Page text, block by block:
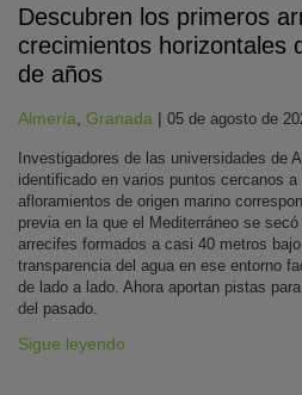
Descubren los primeros
crecimientos horizontales
de años
Almería Granada | 05 de agosto de
Investigadores de las universidades de
identificado en varios puntos cercanos
afloramientos de origen marino
previa en la que el Mediterráneo se
arrecifes formados a casi 40 metros
transparencia del agua en ese entorno
de lado a lado. Ahora aportan pistas
del pasado.
Sigue leyendo